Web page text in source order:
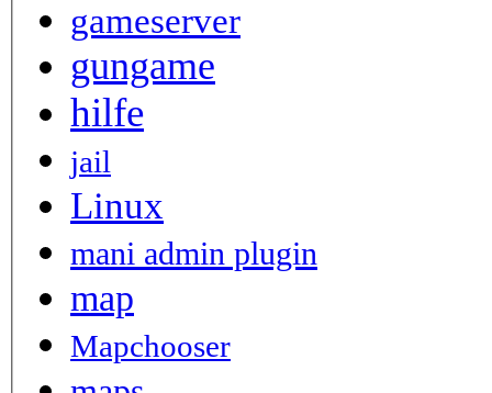
gameserver
gungame
hilfe
jail
Linux
mani admin plugin
map
Mapchooser